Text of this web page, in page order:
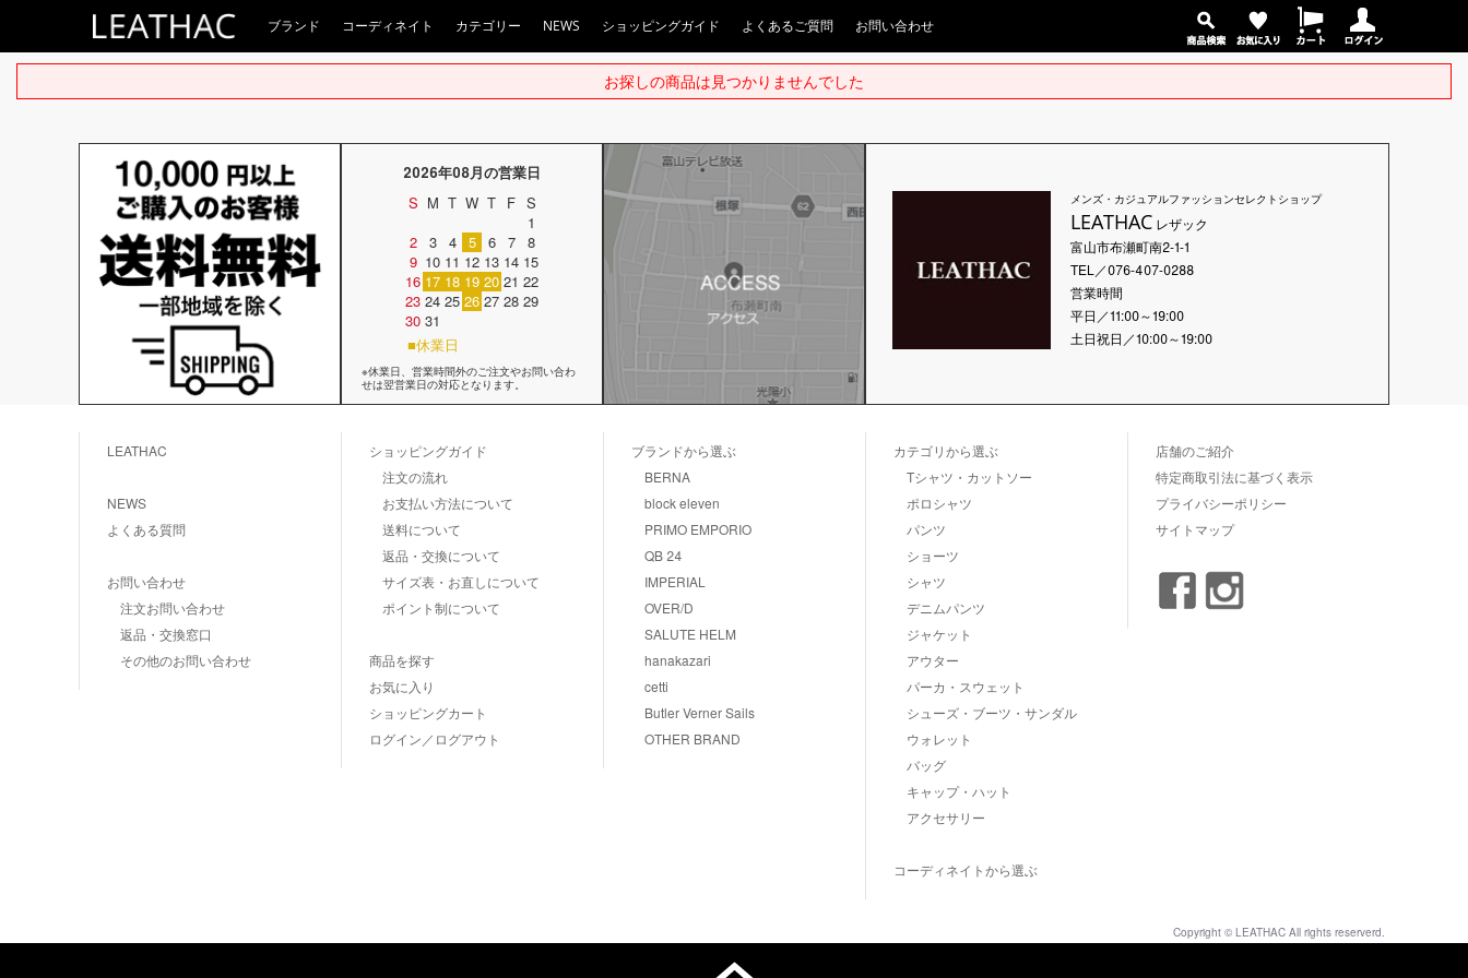
ブランド コーディネイト カテゴリー NEWS ショッピングガイド よくあるご質問 お問い合わせ
お探しの商品は見つかりませんでした
2026年08月の営業日
S M T W T F S
1
2
3 4 5 6 7
8
9 10 11 12 13 14 15
16 17 18 19 20 21 22
23 24 25 26 27 28 29
30 31
■休業日
※休業日、営業時間外のご注文やお問い合わ
せは翌営業日の対応となります。
メンズ・カジュアルファッションセレクトショップ
LEATHAC レザック
富山市布瀬町南2-1-1
TEL／076-407-0288
営業時間
平日／11:00～19:00
土日祝日／10:00～19:00
LEATHAC
NEWS
よくある質問
お問い合わせ
注文お問い合わせ
返品・交換窓口
その他のお問い合わせ
ショッピングガイド
注文の流れ
お支払い方法について
送料について
返品・交換について
サイズ表・お直しについて
ポイント制について
商品を探す
お気に入り
ショッピングカート
ログイン／ログアウト
ブランドから選ぶ
BERNA
block eleven
PRIMO EMPORIO
QB 24
IMPERIAL
OVER/D
SALUTE HELM
hanakazari
cetti
Butler Verner Sails
OTHER BRAND
カテゴリから選ぶ
Tシャツ・カットソー
ポロシャツ
パンツ
ショーツ
シャツ
デニムパンツ
ジャケット
アウター
パーカ・スウェット
シューズ・ブーツ・サンダル
ウォレット
バッグ
キャップ・ハット
アクセサリー
コーディネイトから選ぶ
店舗のご紹介
特定商取引法に基づく表示
プライバシーポリシー
サイトマップ
Copyright © LEATHAC All rights reserverd.